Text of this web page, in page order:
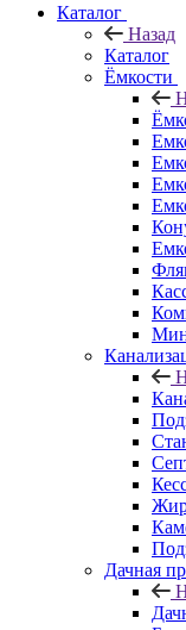
Каталог
Назад
Каталог
Ёмкости
Дачная